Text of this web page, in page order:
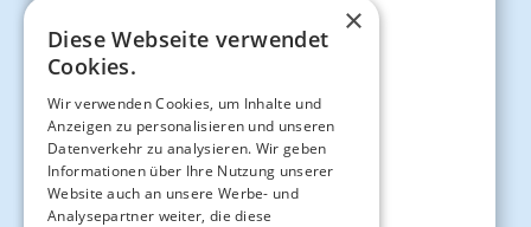
09:30 Uhr 69%
13:45 Uhr 30%
16:00 Uhr 27%
×
Diese Webseite verwendet
Cookies.
Wir verwenden Cookies, um Inhalte und
Anzeigen zu personalisieren und unseren
Datenverkehr zu analysieren. Wir geben
Informationen über Ihre Nutzung unserer
Website auch an unsere Werbe- und
Analysepartner weiter, die diese